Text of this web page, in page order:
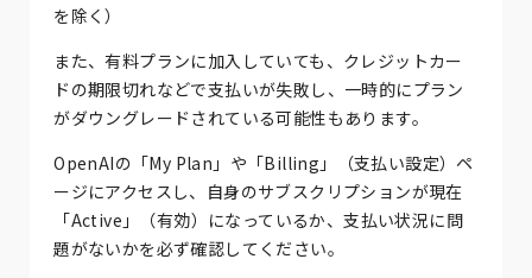
を除く）
また、有料プランに加入していても、クレジットカー
ドの期限切れなどで支払いが失敗し、一時的にプラン
がダウングレードされている可能性もあります。
OpenAIの「My Plan」や「Billing」（支払い設定）ペ
ージにアクセスし、自身のサブスクリプションが現在
「Active」（有効）になっているか、支払い状況に問
題がないかを必ず確認してください。